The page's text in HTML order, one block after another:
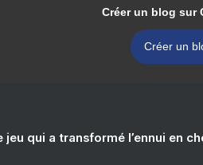
Créer un blog sur
Créer un
jeu qui a transformé l’ennui en